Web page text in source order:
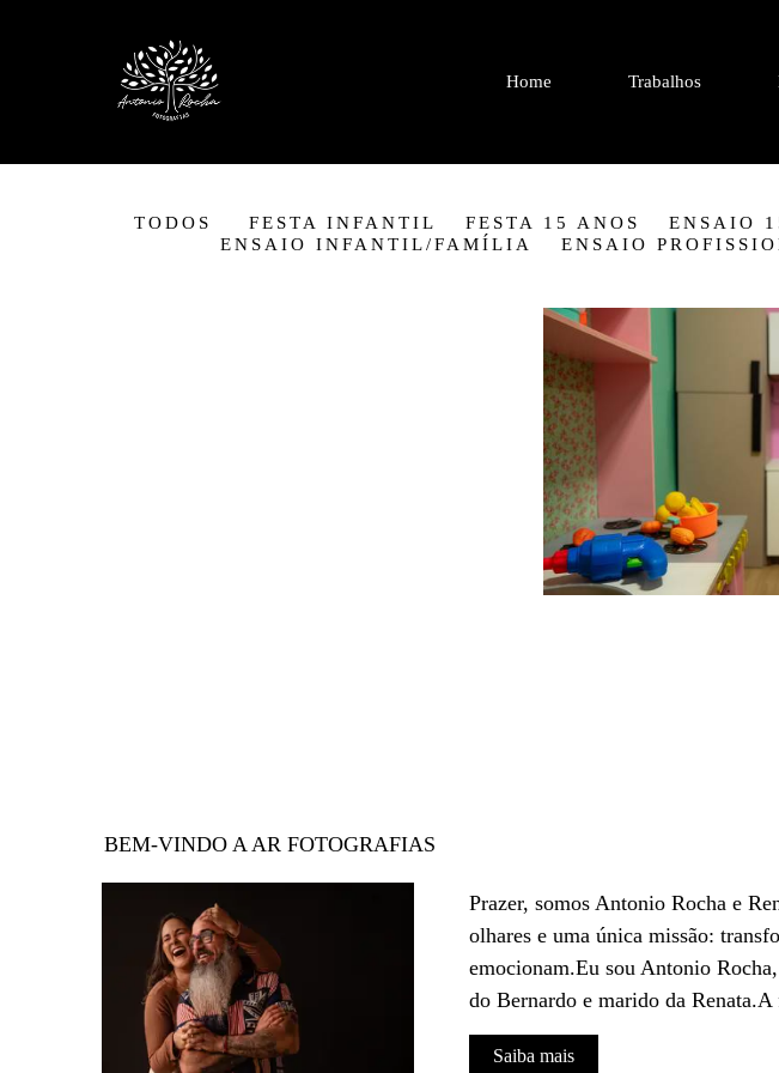
Home Trabalhos
TODOS FESTA INFANTIL FESTA 15 ANOS ENSAIO
ENSAIO INFANTIL/FAMÍLIA
ENSAIO
BEM-VINDO A AR FOTOGRAFIAS
Prazer, somos Antonio Rocha e
olhares e uma única missão:
emocionam.Eu sou Antonio
do Bernardo e marido da
Saiba mais